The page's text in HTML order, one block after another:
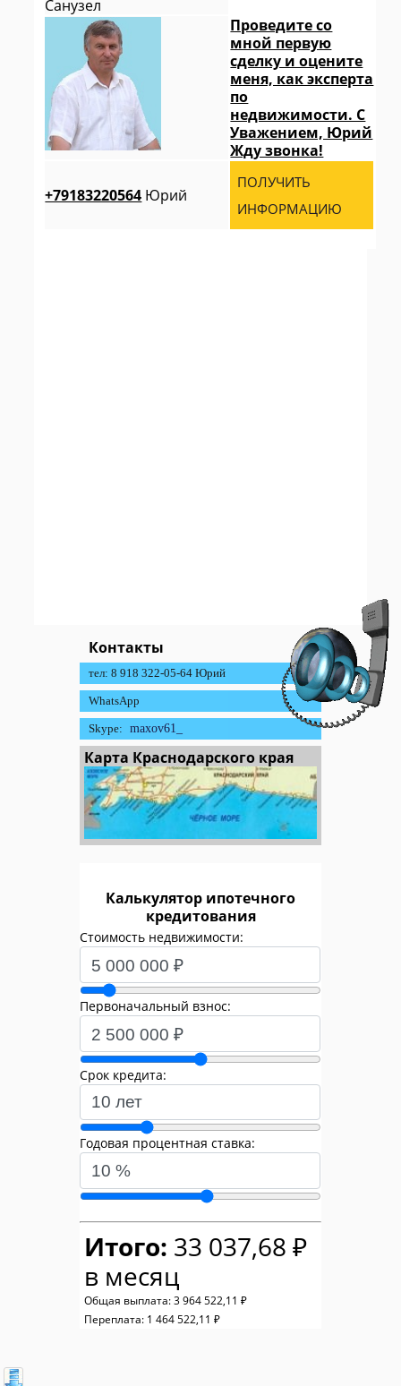
Санузел
Проведите со
мной первую
сделку и оцените
меня, как эксперта
по
недвижимости. С
Уважением, Юрий
Жду звонка!
+79183220564 Юрий
ПОЛУЧИТЬ
ИНФОРМАЦИЮ
Контакты
тел: 8 918 322-05-64 Юрий
WhatsApp
Skype: maxov61_
Карта Краснодарского края
Калькулятор ипотечного
кредитования
Стоимость недвижимости:
Первоначальный взнос:
Срок кредита:
Годовая процентная ставка:
Итого: 33 037,68 ₽
в месяц
Общая выплата: 3 964 522,11 ₽
Переплата: 1 464 522,11 ₽